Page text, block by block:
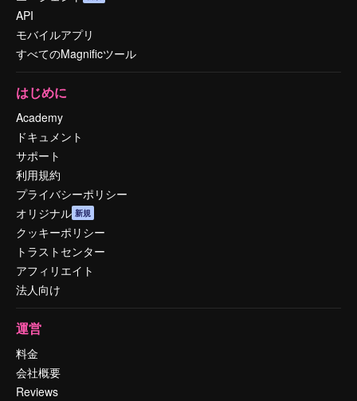
API
モバイルアプリ
すべてのMagnificツール
はじめに
Academy
ドキュメント
サポート
利用規約
プライバシーポリシー
オリジナル 新規
クッキーポリシー
トラストセンター
アフィリエイト
法人向け
運営
料金
会社概要
Reviews